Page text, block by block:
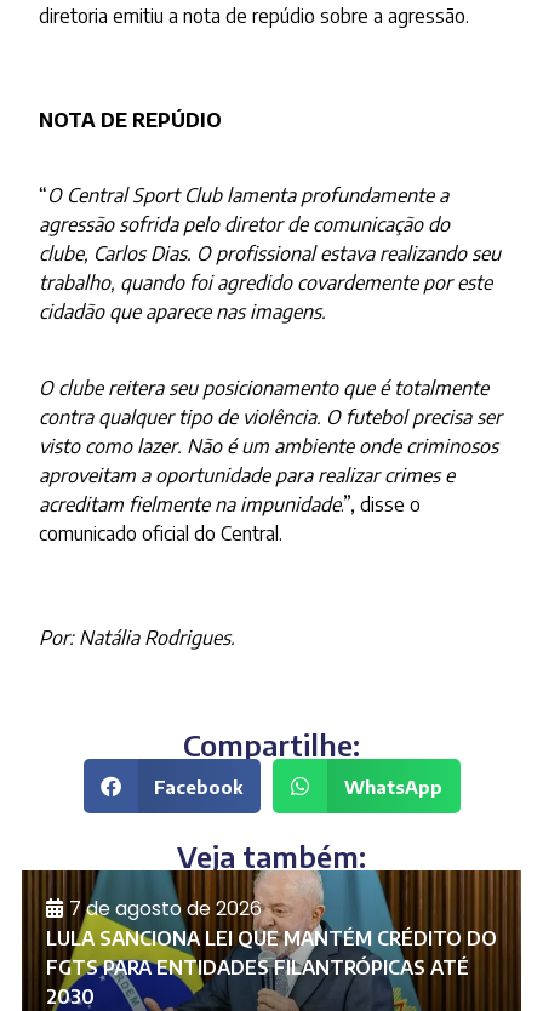
diretoria emitiu a nota de repúdio sobre a agressão.
NOTA DE REPÚDIO
“O Central Sport Club lamenta profundamente a
agressão sofrida pelo diretor de comunicação do
clube, Carlos Dias. O profissional estava realizando seu
trabalho, quando foi agredido covardemente por este
cidadão que aparece nas imagens.
O clube reitera seu posicionamento que é totalmente
contra qualquer tipo de violência. O futebol precisa ser
visto como lazer. Não é um ambiente onde criminosos
aproveitam a oportunidade para realizar crimes e
acreditam fielmente na impunidade.”, disse o
comunicado oficial do Central.
Por: Natália Rodrigues.
Compartilhe:
Facebook WhatsApp
Veja também:
7 de agosto de 2026
LULA SANCIONA LEI QUE MANTÉM CRÉDITO DO
FGTS PARA ENTIDADES FILANTRÓPICAS ATÉ
2030